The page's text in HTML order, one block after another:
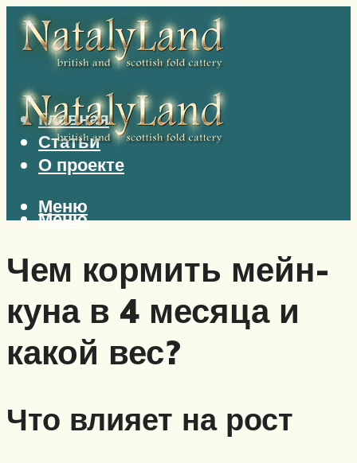
Главная
Статьи
О проекте
Меню
Меню
Чем кормить мейн-
куна в 4 месяца и
какой вес?
Что влияет на рост